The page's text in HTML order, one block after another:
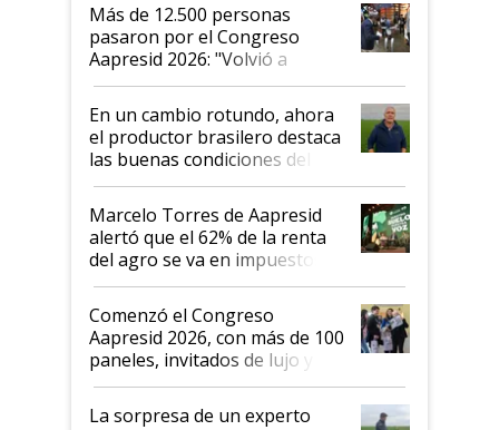
Más de 12.500 personas
pasaron por el Congreso
Aapresid 2026: "Volvió a
demostrar que hablar del
suelo es hablar de todo el
sistema productivo"
En un cambio rotundo, ahora
el productor brasilero destaca
las buenas condiciones del
agro argentino para invertir:
"Los veo más motivados"
Marcelo Torres de Aapresid
alertó que el 62% de la renta
del agro se va en impuestos:
"No es bueno que en
Argentina se sigan discutiendo
las mismas cosas de hace 50
años"
Comenzó el Congreso
Aapresid 2026, con más de 100
paneles, invitados de lujo y
todas las tendencias
La sorpresa de un experto